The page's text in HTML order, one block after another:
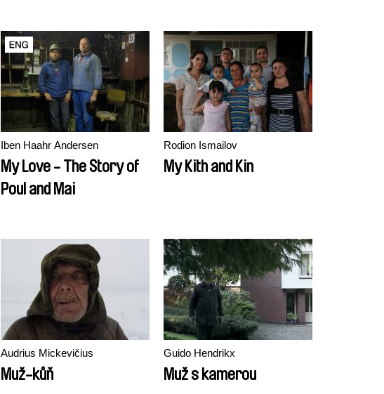
Iben Haahr Andersen
My Love - The Story of
Poul and Mai
Rodion Ismailov
My Kith and Kin
Audrius Mickevičius
Muž-kůň
Guido Hendrikx
Muž s kamerou